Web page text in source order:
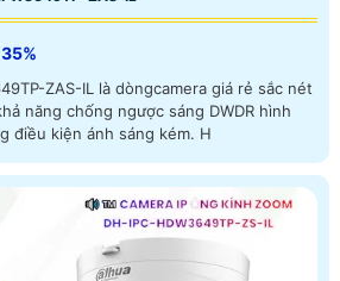
ZAS-IL là dòngcamera giá rẻ sắc nét
năng chống ngược sáng DWDR hình
ảnh rõ nét ngay cả trong điều kiện ánh sáng kém. H